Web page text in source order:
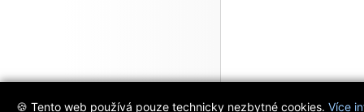
🍪 Tento web používá pouze technicky nezbytné cookies. Více